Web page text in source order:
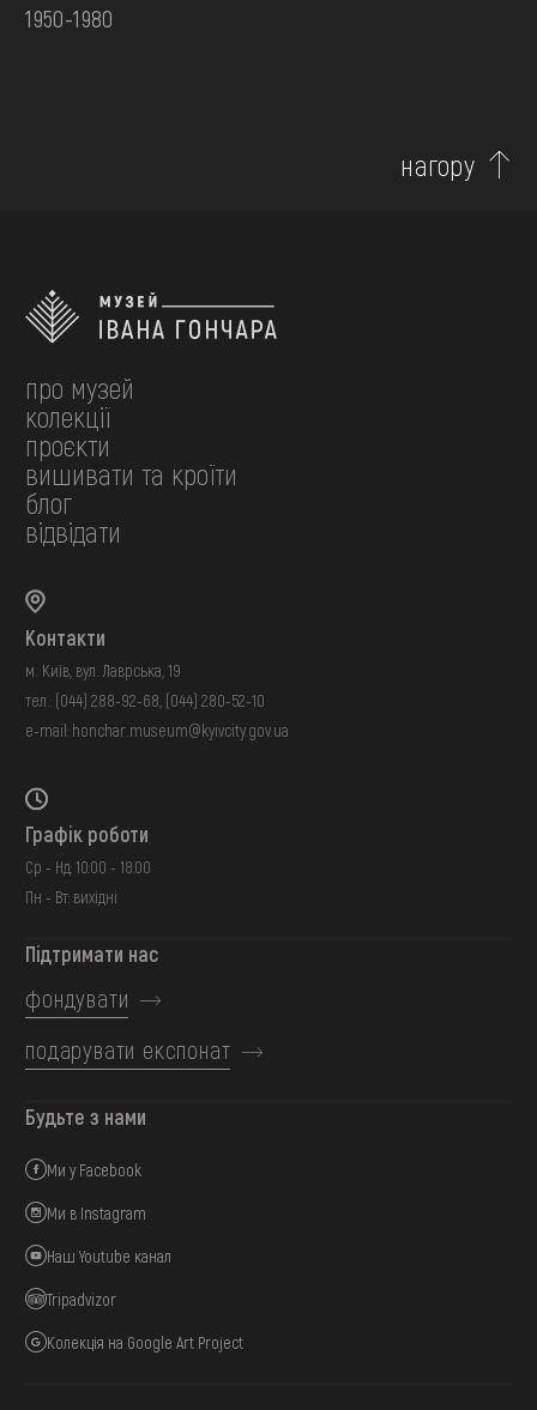
1950-1980
нагору
про музей
колекції
проєкти
вишивати та кроїти
блог
відвідати
Контакти
м. Київ, вул. Лаврська, 19
тел.: (044) 288-92-68 (044) 280-52-10
e-mail: honchar.museum@kyivcity.gov.ua
Графік роботи
Ср - Нд: 10:00 - 18:00
Пн - Вт: вихідні
Підтримати нас
фондувати
подарувати експонат
Будьте з нами
Ми у Facebook
Ми в Instagram
Наш Youtube канал
Tripadvizor
Колекція на Google Art Project